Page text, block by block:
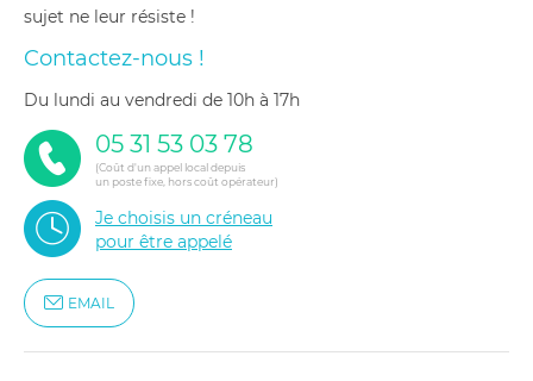
sujet ne leur résiste !
Contactez-nous !
du lundi au vendredi de 10h à 17h
05 31 53 03 78
(Coût d'un appel local depuis
un poste fixe, hors coût opérateur)
Je choisis un créneau
pour être appelé
EMAIL